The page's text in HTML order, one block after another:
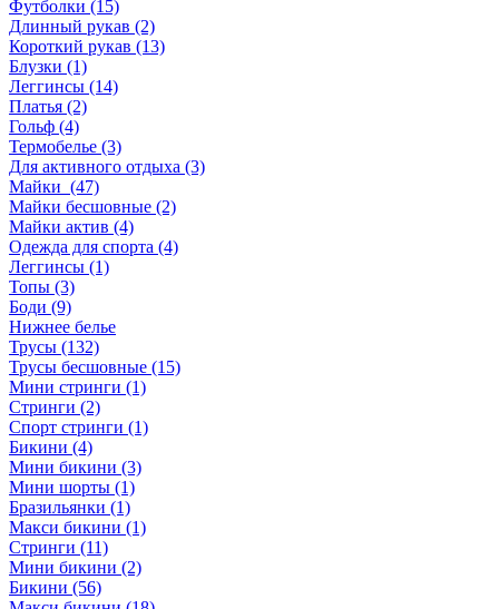
Футболки (15)
Длинный рукав (2)
Короткий рукав (13)
Блузки (1)
Леггинсы (14)
Платья (2)
Гольф (4)
Термобелье (3)
Для активного отдыха (3)
Майки (47)
Майки бесшовные (2)
Майки актив (4)
Одежда для спорта (4)
Леггинсы (1)
Топы (3)
Боди (9)
Нижнее белье
Трусы (132)
Трусы бесшовные (15)
Мини стринги (1)
Стринги (2)
Спорт стринги (1)
Бикини (4)
Мини бикини (3)
Мини шорты (1)
Бразильянки (1)
Макси бикини (1)
Стринги (11)
Мини бикини (2)
Бикини (56)